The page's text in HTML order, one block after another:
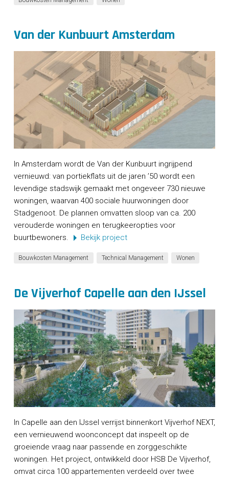
Van der Kunbuurt Amsterdam
In Amsterdam wordt de Van der Kunbuurt ingrijpend
vernieuwd: van portiekflats uit de jaren ’50 wordt een
levendige stadswijk gemaakt met ongeveer 730 nieuwe
woningen, waarvan 400 sociale huurwoningen door
Stadgenoot. De plannen omvatten sloop van ca. 200
verouderde woningen en terugkeeropties voor
buurtbewoners.
Bekijk project
Bouwkosten Management Technical Management Wonen
De Vijverhof Capelle aan den IJssel
In Capelle aan den IJssel verrijst binnenkort Vijverhof NEXT,
een vernieuwend woonconcept dat inspeelt op de
groeiende vraag naar passende en zorggeschikte
woningen. Het project, ontwikkeld door HSB De Vijverhof,
omvat circa 100 appartementen verdeeld over twee